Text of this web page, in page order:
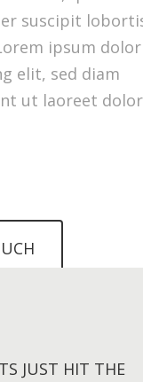
suscipit
ipsum dolor
elit, sed diam
ut laoreet
JUST HIT THE